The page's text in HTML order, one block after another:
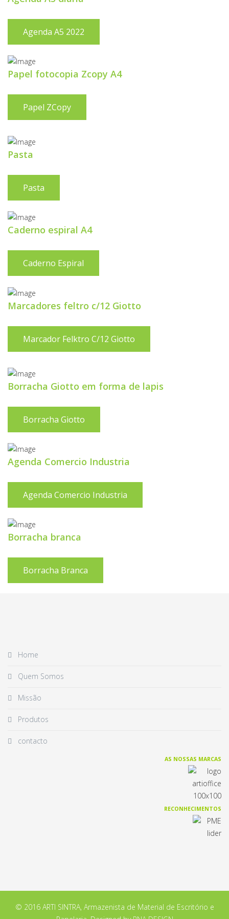
Agenda A5 2022
Papel fotocopia Zcopy A4
Papel ZCopy
Pasta
Pasta
Caderno espiral A4
Caderno Espiral
Marcadores feltro c/12 Giotto
Marcador Felktro C/12 Giotto
Borracha Giotto em forma de lapis
Borracha Giotto
Agenda Comercio Industria
Agenda Comercio Industria
Borracha branca
Borracha Branca
Home
Quem Somos
Missão
Produtos
contacto
AS NOSSAS MARCAS
RECONHECIMENTOS
© 2016 ARTI SINTRA, Armazenista de Material de Escritório e